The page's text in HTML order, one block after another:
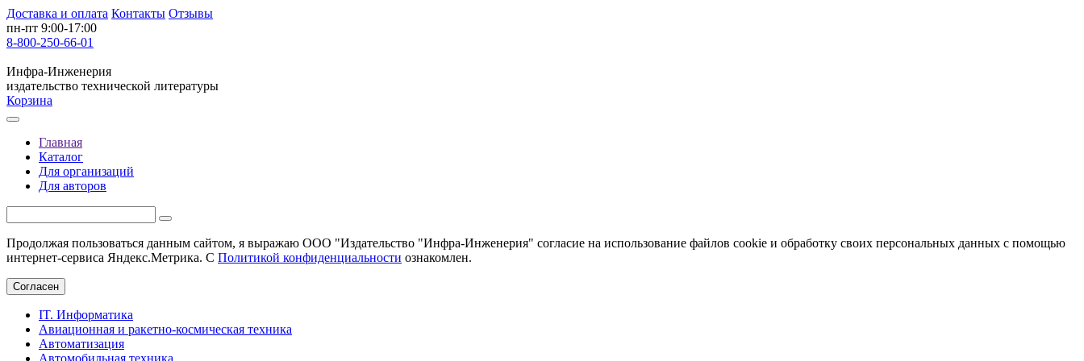
Доставка и оплата Контакты Отзывы
пн-пт 9:00-17:00
8-800-250-66-01
Инфра-Инженерия
издательство технической литературы
Корзина
Главная
Каталог
Для организаций
Для авторов
Продолжая пользоваться данным сайтом, я выражаю ООО "Издательство "Инфра-Инженерия" согласие на использование файлов cookie и обработку своих персональных данных с помощью
интернет-сервиса Яндекс.Метрика. С Политикой конфиденциальности ознакомлен.
Согласен
IT. Информатика
Авиационная и ракетно-космическая техника
Автоматизация
Автомобильная техника